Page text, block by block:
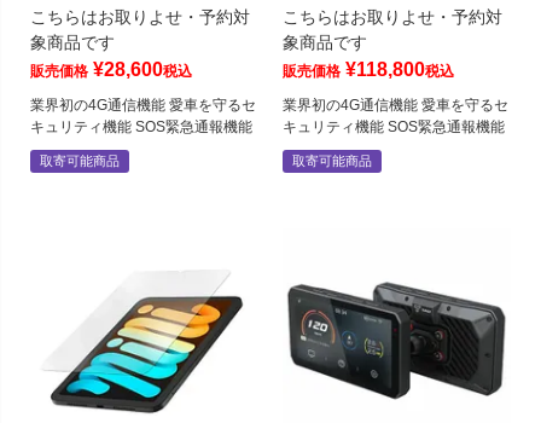
こちらはお取りよせ・予約対
象商品です
販売価格 ¥28,600税込
業界初の4G通信機能 愛車を守るセ
キュリティ機能 SOS緊急通報機能
取寄可能商品
こちらはお取りよせ・予約対
象商品です
販売価格 ¥118,800税込
業界初の4G通信機能 愛車を守るセ
キュリティ機能 SOS緊急通報機能
取寄可能商品